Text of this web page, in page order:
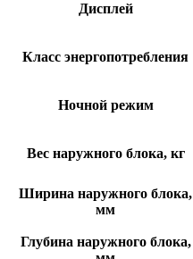
Дисплей
Класс энергопотребления
Ночной режим
Вес наружного блока, кг
Ширина наружного блока,
мм
Глубина наружного блока,